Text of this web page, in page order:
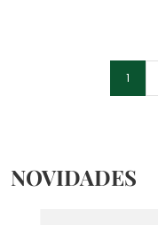
1
NOVIDADES